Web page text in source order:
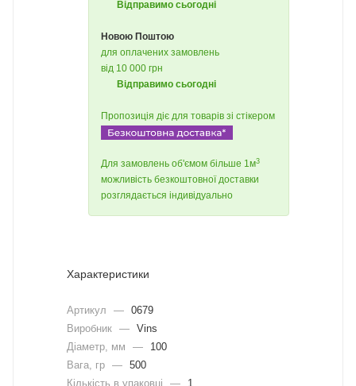
Відправимо сьогодні
Новою Поштою
для оплачених замовлень
від 10 000 грн
Відправимо сьогодні
Пропозиція діє для товарів зі стікером
Для замовлень об'ємом більше 1м3
можливість безкоштовної доставки
розглядається індивідуально
Характеристики
Артикул — 0679
Виробник — Vins
Діаметр, мм
—
100
Вага, гр — 500
Кількість в упаковці
—
1